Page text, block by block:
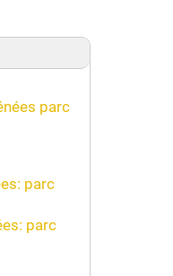
parc
parc
parc